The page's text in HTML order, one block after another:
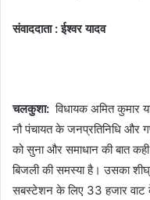
संवाददाता : ईश्वर यादव
चलकुशा: विधायक अमित कुमार
नौ पंचायत के जनप्रतिनिधि और
को सुना और समाधान की बात
बिजली की समस्या है। उसका
सबस्टेशन के लिए 33 हजार वाट के